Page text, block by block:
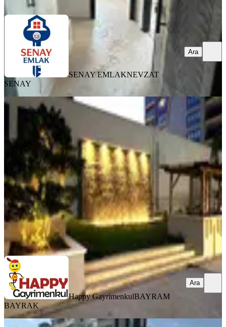
SENAY EMLAKNEVZAT
SENAY
Ara
YENİ
Adana Öğretmenler Bulvarında
Ultralüks Satılık Daire
Seyhan, 2000 Evler Mahallesi
4+1·245 m² ·6. Kat ·07.08.2026
11.250.000 ₺
Happy GayrimenkulBAYRAM BAYRAK
Ara
Happy GayrimenkulBAYRAM
BAYRAK
Ara